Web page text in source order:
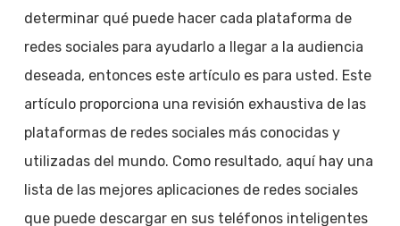
determinar qué puede hacer cada plataforma de
redes sociales para ayudarlo a llegar a la audiencia
deseada, entonces este artículo es para usted. Este
artículo proporciona una revisión exhaustiva de las
plataformas de redes sociales más conocidas y
utilizadas del mundo. Como resultado, aquí hay una
lista de las mejores aplicaciones de redes sociales
que puede descargar en sus teléfonos inteligentes